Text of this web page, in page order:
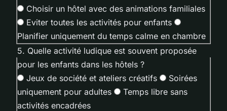
Choisir un hôtel avec des animations familiales
Eviter toutes les activités pour enfants
Planifier uniquement du temps calme en chambre
5. Quelle activité ludique est souvent proposée
pour les enfants dans les hôtels ?
Jeux de société et ateliers créatifs
Soirées
uniquement pour adultes
Temps libre sans
activités encadrées